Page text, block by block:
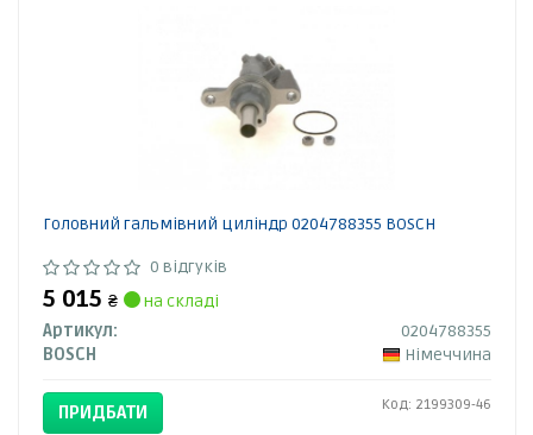
Головний гальмівний циліндр 0204788355 BOSCH
0 відгуків
5 015 ₴
на складі
Артикул:
0204788355
BOSCH
Німеччина
ПРИДБАТИ Код: 2199309-46